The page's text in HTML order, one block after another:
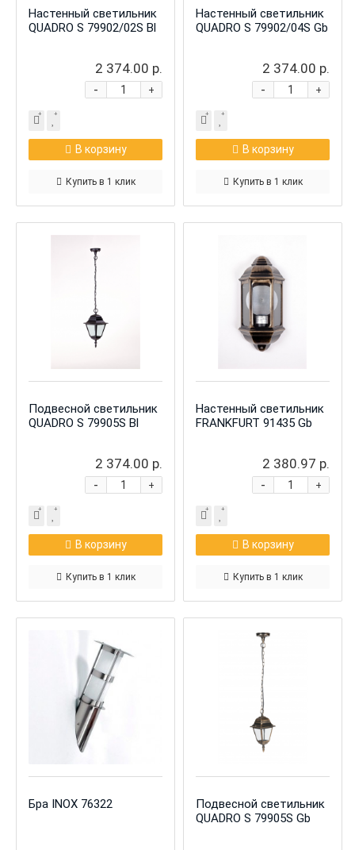
Настенный светильник
QUADRO S 79902/02S Bl
2 374.00 р.
+
-
В корзину
Купить в 1 клик
Настенный светильник
QUADRO S 79902/04S Gb
2 374.00 р.
+
-
В корзину
Купить в 1 клик
Подвесной светильник
QUADRO S 79905S Bl
2 374.00 р.
+
-
В корзину
Купить в 1 клик
Настенный светильник
FRANKFURT 91435 Gb
2 380.97 р.
+
-
В корзину
Купить в 1 клик
Бра INOX 76322
Подвесной светильник
QUADRO S 79905S Gb